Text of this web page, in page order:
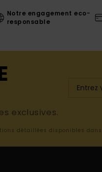
Notre engagement eco-
responsable
exclusives.
détaillées disponibles